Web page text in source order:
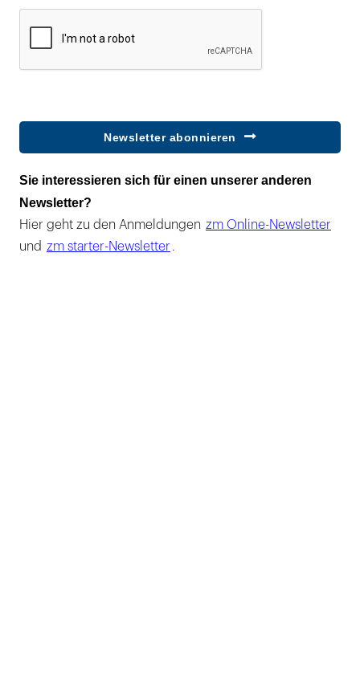
Newsletter abonnieren
Sie interessieren sich für einen unserer anderen
Newsletter?
Hier geht zu den Anmeldungen zm Online-Newsletter
und zm starter-Newsletter .